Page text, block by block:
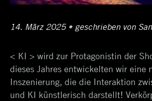
Posted
14. März 202517.
2025
• Author
geschrieben von
< KI > wird zur Protagonistin der
dieses Jahres entwickelten wir eine
Inszenierung, die die Interaktion
und KI künstlerisch darstellt!